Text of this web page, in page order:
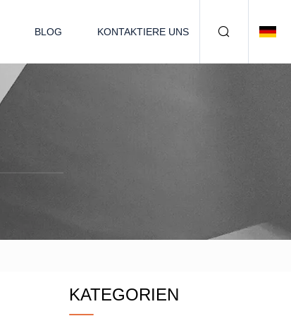
BLOG KONTAKTIERE UNS
KATEGORIEN